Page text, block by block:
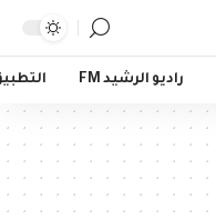
راديو الرشيد FM